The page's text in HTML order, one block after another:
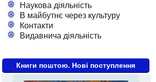
Наукова діяльність
В майбутнє через культуру
Контакти
Видавнича діяльність
Книги поштою. Нові поступлення